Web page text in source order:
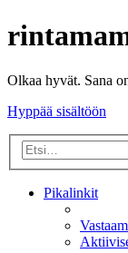
Olkaa hyvät. Sana
Hyppää sisältöön
Pikalinkit